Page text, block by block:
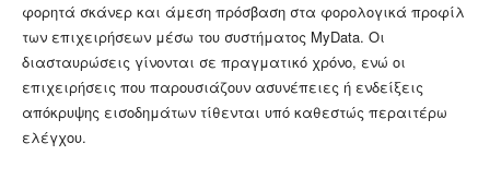
φορητά σκάνερ και άμεση πρόσβαση στα φορολογικά προφίλ
των επιχειρήσεων μέσω του συστήματος MyData. Οι
διασταυρώσεις γίνονται σε πραγματικό χρόνο, ενώ οι
επιχειρήσεις που παρουσιάζουν ασυνέπειες ή ενδείξεις
απόκρυψης εισοδημάτων τίθενται υπό καθεστώς περαιτέρω
ελέγχου.